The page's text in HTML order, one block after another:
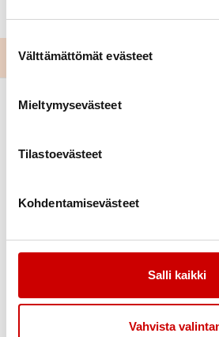
Suostumuksen valinta
Välttämättömät evästeet
Mieltymysevästeet
Tilastoevästeet
Kohdentamisevästeet
Salli kaikki
Vahvista
Uutiset
Tukea